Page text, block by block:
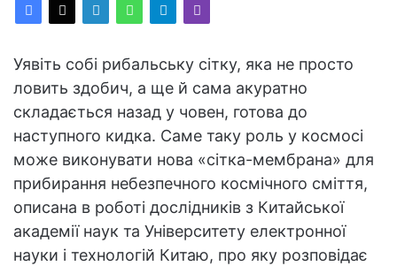
Уявіть собі рибальську сітку, яка не просто
ловить здобич, а ще й сама акуратно
складається назад у човен, готова до
наступного кидка. Саме таку роль у космосі
може виконувати нова «сітка-мембрана» для
прибирання небезпечного космічного сміття,
описана в роботі дослідників з Китайської
академії наук та Університету електронної
науки і технологій Китаю, про яку розповідає